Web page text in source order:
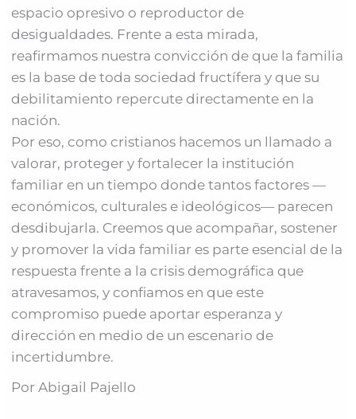
espacio opresivo o reproductor de
desigualdades. Frente a esta mirada,
reafirmamos nuestra convicción de que la familia
es la base de toda sociedad fructífera y que su
debilitamiento repercute directamente en la
nación.
Por eso, como cristianos hacemos un llamado a
valorar, proteger y fortalecer la institución
familiar en un tiempo donde tantos factores —
económicos, culturales e ideológicos— parecen
desdibujarla. Creemos que acompañar, sostener
y promover la vida familiar es parte esencial de la
respuesta frente a la crisis demográfica que
atravesamos, y confiamos en que este
compromiso puede aportar esperanza y
dirección en medio de un escenario de
incertidumbre.
Por Abigail Pajello